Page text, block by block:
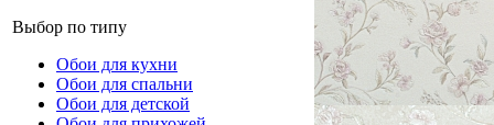
Выбор по типу
Обои для кухни
Обои для спальни
Обои для детской